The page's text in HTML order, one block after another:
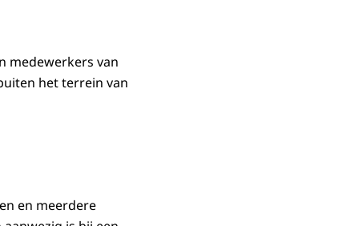
medewerkers van
het terrein van
en meerdere